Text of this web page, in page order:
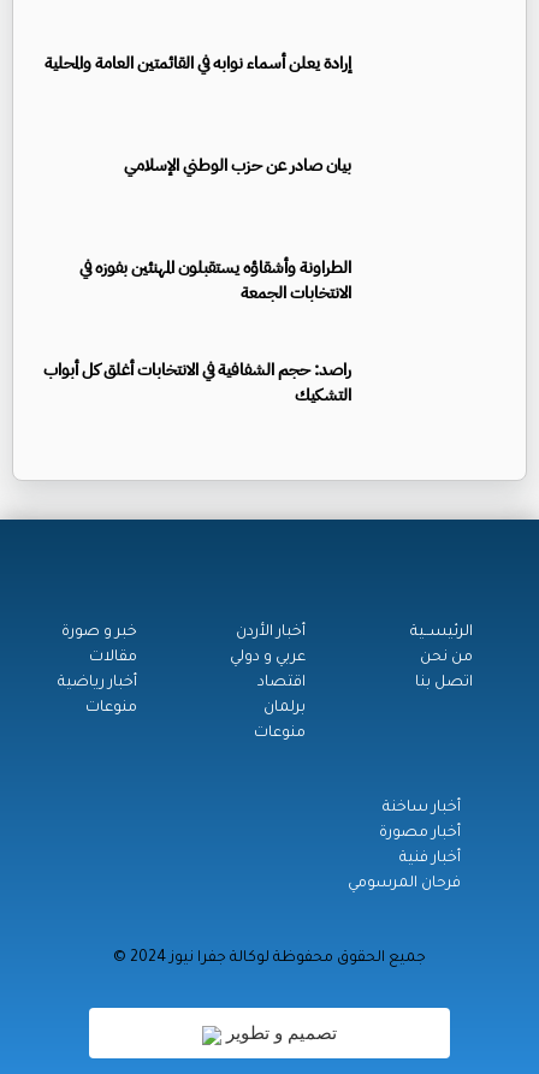
إرادة يعلن أسماء نوابه في القائمتين العامة والمحلية
بيان صادر عن حزب الوطني الإسلامي
الطراونة وأشقاؤه يستقبلون المهنئين بفوزه في
الانتخابات الجمعة
راصد: حجم الشفافية في الانتخابات أغلق كل أبواب
التشكيك
الرئيســية
من نحن
اتصل بنا
أخبار الأردن
عربي و دولي
اقتصاد
برلمان
منوعات
خبر و صورة
مقالات
أخبار رياضية
منوعات
أخبار ساخنة
أخبار مصورة
أخبار فنية
فرحان المرسومي
© جميع الحقوق محفوظة لوكالة جفرا نيوز 2024
تصميم و تطوير